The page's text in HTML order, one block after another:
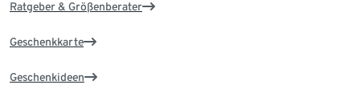
Ratgeber & Größenberater
Geschenkkarte
Geschenkideen